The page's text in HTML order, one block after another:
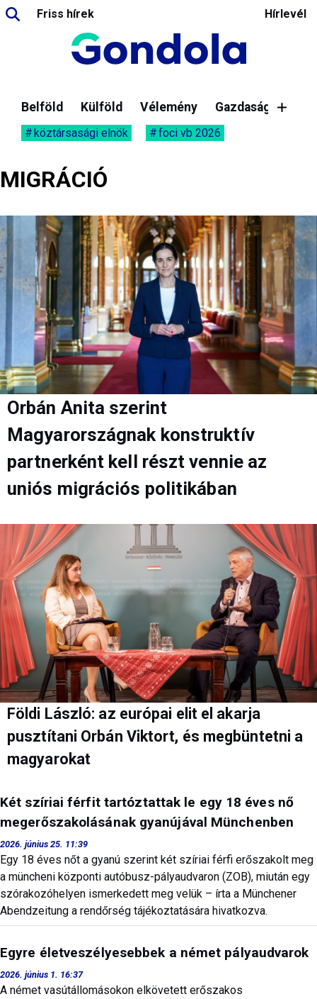
Friss hírek Hírlevél
Belföld Külföld Vélemény Gazdaság
köztársasági elnök foci vb 2026
MIGRÁCIÓ
Orbán Anita szerint
Magyarországnak konstruktív
partnerként kell részt vennie az
uniós migrációs politikában
Földi László: az európai elit el akarja
pusztítani Orbán Viktort, és megbüntetni a
magyarokat
Két szíriai férfit tartóztattak le egy 18 éves nő
megerőszakolásának gyanújával Münchenben
2026. június 25. 11:39
Egy 18 éves nőt a gyanú szerint két szíriai férfi erőszakolt meg
a müncheni központi autóbusz-pályaudvaron (ZOB), miután egy
szórakozóhelyen ismerkedett meg velük – írta a Münchener
Abendzeitung a rendőrség tájékoztatására hivatkozva.
Egyre életveszélyesebbek a német pályaudvarok
2026. június 1. 16:37
A német vasútállomásokon elkövetett erőszakos